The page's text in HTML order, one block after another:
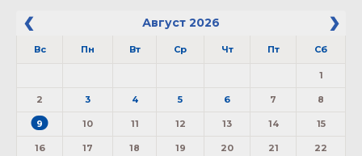
Август 2026
Вс Пн Вт Ср Чт Пт Сб
1
2 3 4 5 6 7 8
9 10 11 12 13 14 15
16 17 18 19 20 21 22